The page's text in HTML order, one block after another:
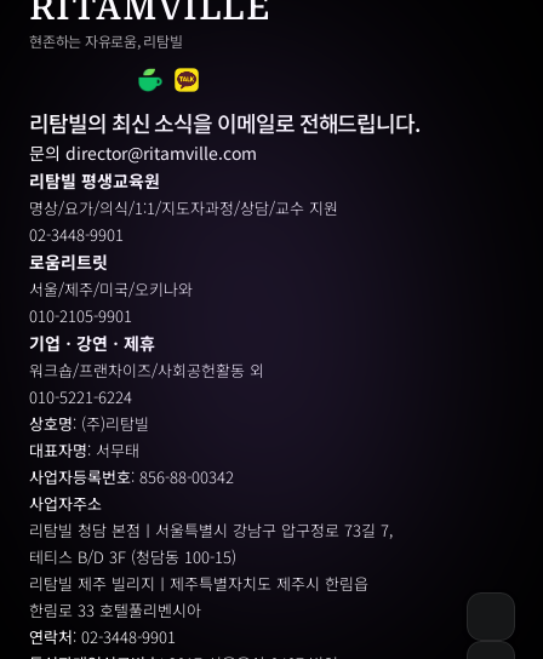
현존하는 자유로움, 리탐빌
리탐빌의 최신 소식을 이메일로 전해드립니다.
문의 director@ritamville.com
리탐빌 평생교육원
명상/요가/의식/1:1/지도자과정/상담/교수 지원
02-3448-9901
로움리트릿
서울/제주/미국/오키나와
010-2105-9901
기업ㆍ강연ㆍ제휴
워크숍/프랜차이즈/사회공헌활동 외
010-5221-6224
상호명: (주)리탐빌
대표자명: 서무태
사업자등록번호: 856-88-00342
사업자주소
리탐빌 청담 본점ㅣ서울특별시 강남구 압구정로 73길 7,
테티스 B/D 3F (청담동 100-15)
리탐빌 제주 빌리지ㅣ제주특별자치도 제주시 한림읍
한림로 33 호텔풀리벤시아
연락처: 02-3448-9901